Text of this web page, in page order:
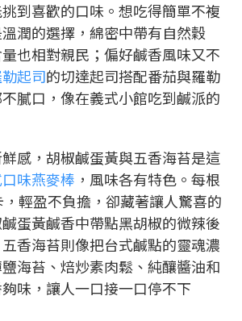
到喜歡的口味。想吃得簡單不複
潤的選擇，綿密中帶有自然穀
也相對親民；偏好鹹香風味又不
起司的切達起司搭配番茄與羅勒
膩口，像在義式小館吃到鹹派的
感，胡椒鹹蛋黃與五香海苔是這
味燕麥棒 ，風味各有特色。每根
輕盈不負擔，卻藏著讓人驚喜的
蛋黃鹹香中帶點黑胡椒的微辣後
香海苔則像把台式鹹點的靈魂濃
海苔、焙炒素肉鬆、純釀醬油和
味，讓人一口接一口停不下